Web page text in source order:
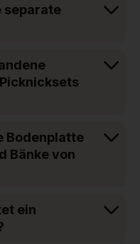
separate
Bodenplatte
Bänke von
ein